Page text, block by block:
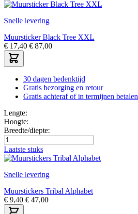
Snelle levering
Muursticker Black Tree XXL
€ 17,40 € 87,00
30 dagen bedenktijd
Gratis bezorging en retour
Gratis achteraf of in termijnen betalen
Lengte:
Hoogte:
Breedte/diepte:
Laatste stuks
Snelle levering
Muurstickers Tribal Alphabet
€ 9,40 € 47,00